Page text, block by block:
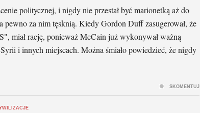
politycznej, i nigdy nie przestał być marionetką aż do
za nim tęsknią. Kiedy Gordon Duff zasugerował, że
miał rację, ponieważ McCain już wykonywał ważną
i innych miejscach. Można śmiało powiedzieć, że nigdy
SKOMENTUJ